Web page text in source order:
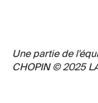
Une partie de
CHOPIN © 2025